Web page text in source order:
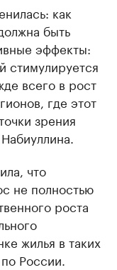
как
быть
эффекты:
стимулируется
всего в рост
где этот
зрения
что
не полностью
роста
жилья в таких
России.